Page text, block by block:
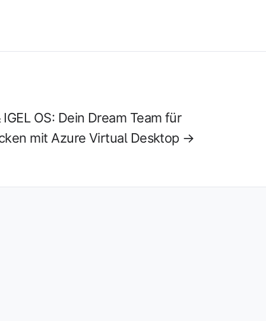
OS: Dein Dream Team für
mit Azure Virtual Desktop →